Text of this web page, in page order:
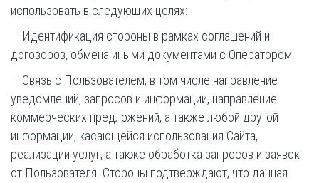
использовать в следующих целях:
— Идентификация стороны в рамках соглашений и
договоров, обмена иными документами с Оператором.
— Связь с Пользователем, в том числе направление
уведомлений, запросов и информации, направление
коммерческих предложений, а также любой другой
информации, касающейся использования Сайта,
реализации услуг, а также обработка запросов и заявок
от Пользователя. Стороны подтверждают, что данная